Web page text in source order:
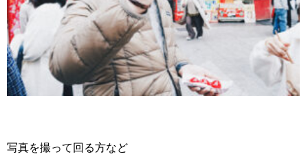
写真を撮って回る方など